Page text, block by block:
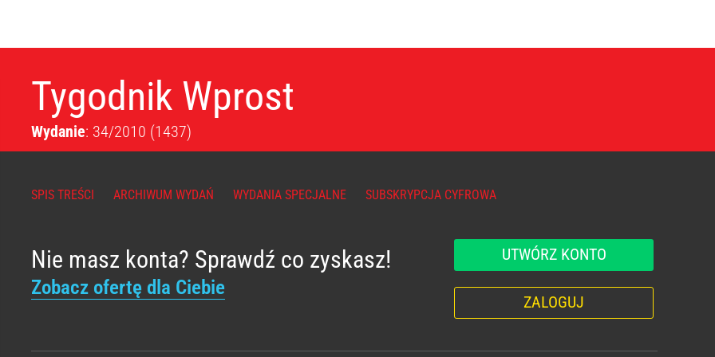
Tygodnik Wprost
Wydanie: 34/2010 (1437)
SPIS TREŚCI ARCHIWUM WYDAŃ WYDANIA SPECJALNE SUBSKRYPCJA CYFROWA
Nie masz konta? Sprawdź co zyskasz!
Zobacz ofertę dla Ciebie
UTWÓRZ KONTO
ZALOGUJ